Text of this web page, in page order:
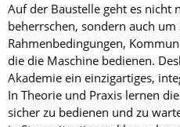
Auf der Baustelle geht es nicht
beherrschen, sondern auch um
Rahmenbedingungen,
die die Maschine bedienen.
Akademie ein einzigartiges,
In Theorie und Praxis lernen
sicher zu bedienen und zu